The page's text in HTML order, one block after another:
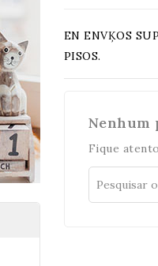
EN ENVĶOS
PISOS.
Nenhum
Fique